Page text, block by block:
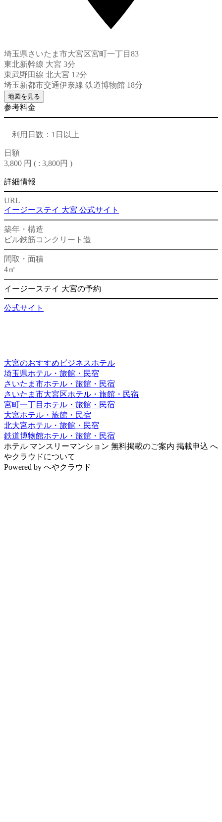
埼玉県さいたま市大宮区宮町一丁目83
東北新幹線 大宮 3分
東武野田線 北大宮 12分
埼玉新都市交通伊奈線 鉄道博物館 18分
地図を見る
参考料金
利用日数：1日以上
日額
3,800 円 ( : 3,800円 )
詳細情報
URL
イージーステイ 大宮 公式サイト
築年・構造
ビル鉄筋コンクリート造
間取・面積
4㎡
イージーステイ 大宮の予約
公式サイト
大宮のおすすめビジネスホテル
埼玉県ホテル・旅館・民宿
さいたま市ホテル・旅館・民宿
さいたま市大宮区ホテル・旅館・民宿
宮町一丁目ホテル・旅館・民宿
大宮ホテル・旅館・民宿
北大宮ホテル・旅館・民宿
鉄道博物館ホテル・旅館・民宿
ホテル マンスリーマンション 無料掲載のご案内 掲載申込 へ
やクラウドについて
Powered by へやクラウド